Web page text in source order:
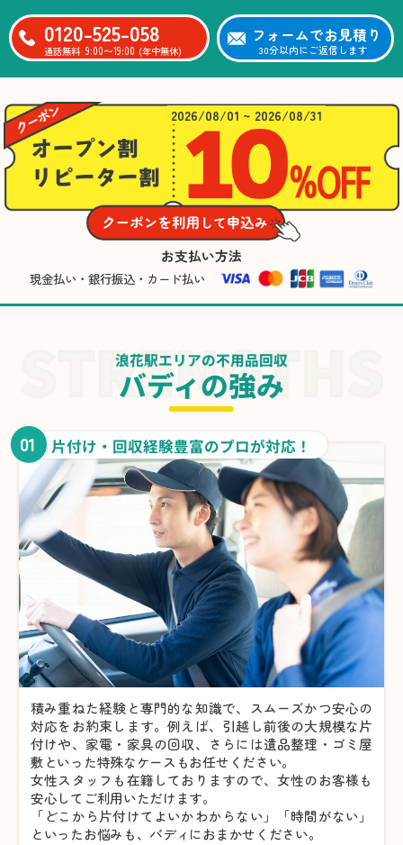
0120-525-058
通話無料 9:00〜19:00 (年中無休)
フォームでお見積り
30分以内にご返信します
2026/08/01 ~ 2026/08/31
お支払い方法
現金払い・銀行振込・カード払い
浪花駅エリアの不用品回収
バディの強み
01 片付け・回収経験豊富のプロが対応！
積み重ねた経験と専門的な知識で、スムーズかつ安心の
対応をお約束します。例えば、引越し前後の大規模な片
付けや、家電・家具の回収、さらには遺品整理・ゴミ屋
敷といった特殊なケースもお任せください。
女性スタッフも在籍しておりますので、女性のお客様も
安心してご利用いただけます。
「どこから片付けてよいかわからない」「時間がない」
といったお悩みも、バディにおまかせください。